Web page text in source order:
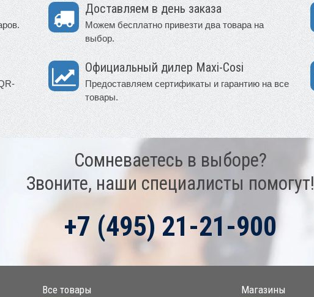
Доставляем в день заказа
Можем бесплатно привезти два товара на
выбор.
Официальный дилер Maxi-Cosi
Предоставляем сертификаты и гарантию на все
товары.
Сомневаетесь в выборе?
Звоните, наши специалисты помогут!
+7 (495) 21-21-900
Все товары Магазины